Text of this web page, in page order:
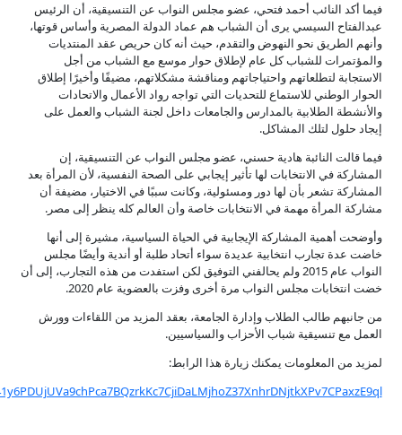
فيما أكد النائب أحمد فتحي، عضو مجلس النواب عن التنسيقية، أن الرئيس
عبدالفتاح السيسي يرى أن الشباب هم عماد الدولة المصرية وأساس قوتها،
وأنهم الطريق نحو النهوض والتقدم، حيث أنه كان حريص عقد المنتديات
والمؤتمرات للشباب كل عام لإطلاق حوار موسع مع الشباب من أجل
الاستجابة لتطلعاتهم واحتياجاتهم ومناقشة مشكلاتهم، مضيفًا وأخيرًا إطلاق
الحوار الوطني للاستماع للتحديات التي تواجه رواد الأعمال والاتحادات
والأنشطة الطلابية بالمدارس والجامعات داخل لجنة الشباب والعمل على
إيجاد حلول لتلك المشاكل.
فيما قالت النائبة هادية حسني، عضو مجلس النواب عن التنسيقية، إن
المشاركة في الانتخابات لها تأثير إيجابي على الصحة النفسية، لأن المرأة بعد
المشاركة تشعر بأن لها دور ومسئولية، وكانت سببًا في الاختيار، مضيفة أن
مشاركة المرأة مهمة في الانتخابات خاصة وأن العالم كله ينظر إلى مصر.
وأوضحت أهمية المشاركة الإيجابية في الحياة السياسية، مشيرة إلى أنها
خاضت عدة تجارب انتخابية عديدة سواء أتحاد طلبة أو أندية وأيضًا مجلس
النواب عام 2015 ولم يحالفني التوفيق لكن استفدت من هذه التجارب، إلى أن
خضت انتخابات مجلس النواب مرة أخرى وفزت بالعضوية عام 2020.
من جانبهم طالب الطلاب وإدارة الجامعة، بعقد المزيد من اللقاءات وورش
العمل مع تنسيقية شباب الأحزاب والسياسيين.
لمزيد من المعلومات يمكنك زيارة هذا الرابط: